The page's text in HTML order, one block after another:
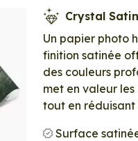
Crystal Satin
Un papier photo
finition satinée
des couleurs
met en valeur
tout en réduisant
Surface